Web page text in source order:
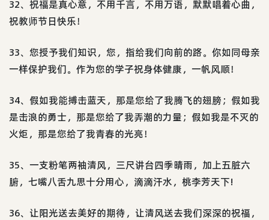
32、祝福是真心意，不用千言，不用万语，默默唱着心曲，
祝教师节日快乐！
33、您授予我们知识，您，指给我们向前的路。你如同母亲
一样保护我们。作为您的学子祝身体健康，一帆风顺！
34、假如我能搏击蓝天，那是您给了我腾飞的翅膀；假如我
是击浪的勇士，那是您给了我弄潮的力量；假如我是不灭的
火炬，那是您给了我青春的光亮！
35、一支粉笔两袖清风，三尺讲台四季晴雨，加上五脏六
腑，七嘴八舌九思十分用心，滴滴汗水，桃李芳天下!
36、让阳光送去美好的期待，让清风送去我们深深的祝福，